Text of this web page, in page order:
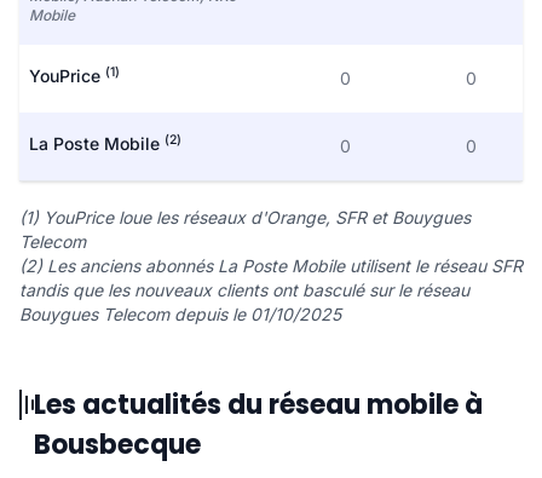
Mobile
YouPrice (1) 0 0
La Poste Mobile (2) 0 0
(1) YouPrice loue les réseaux d'Orange, SFR et Bouygues
Telecom
(2) Les anciens abonnés La Poste Mobile utilisent le réseau SFR
tandis que les nouveaux clients ont basculé sur le réseau
Bouygues Telecom depuis le 01/10/2025
Les actualités du réseau mobile à
Bousbecque